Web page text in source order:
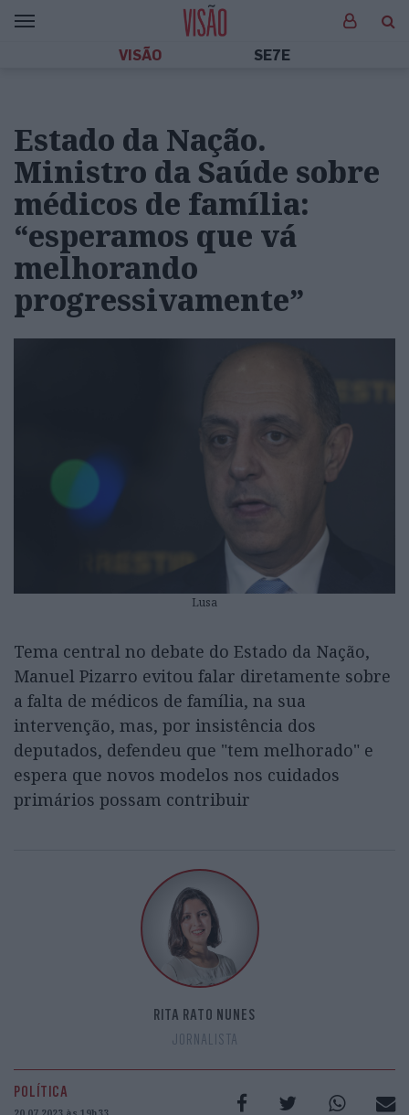
VISÃO SE7E
Estado da Nação.
Ministro da Saúde sobre
médicos de família:
“esperamos que vá
melhorando
progressivamente”
Lusa
Tema central no debate do Estado da Nação,
Manuel Pizarro evitou falar diretamente sobre
a falta de médicos de família, na sua
intervenção, mas, por insistência dos
deputados, defendeu que "tem melhorado" e
espera que novos modelos nos cuidados
primários possam contribuir
RITA RATO NUNES
JORNALISTA
POLÍTICA